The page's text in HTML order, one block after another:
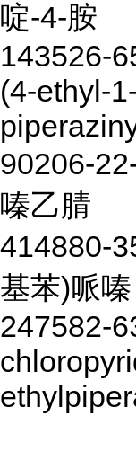
啶-4-胺
143526-
(4-ethyl-1-
90206-
嗪乙腈
414880-
基苯)哌嗪
247582-